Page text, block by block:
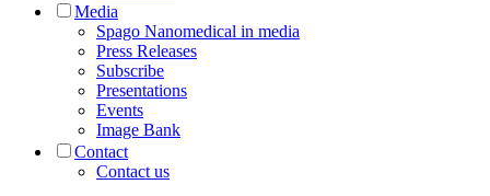
Media
Spago Nanomedical in media
Press Releases
Subscribe
Presentations
Events
Image Bank
Contact
Contact us